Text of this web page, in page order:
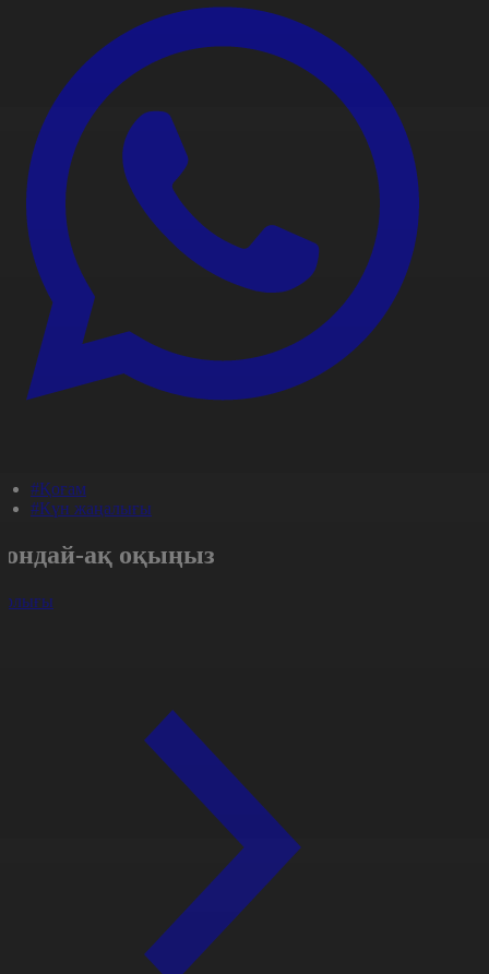
#Қоғам
#Күн жаңалығы
ақ оқыңыз